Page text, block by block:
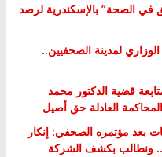
الصحة” بالإسكندرية لرصد
لمدينة الصحفيين..
قضية الدكتور محمد
العادلة حق أصيل
بعد مؤتمره الصحفي: إنكار
ونطالب بكشف الشركة